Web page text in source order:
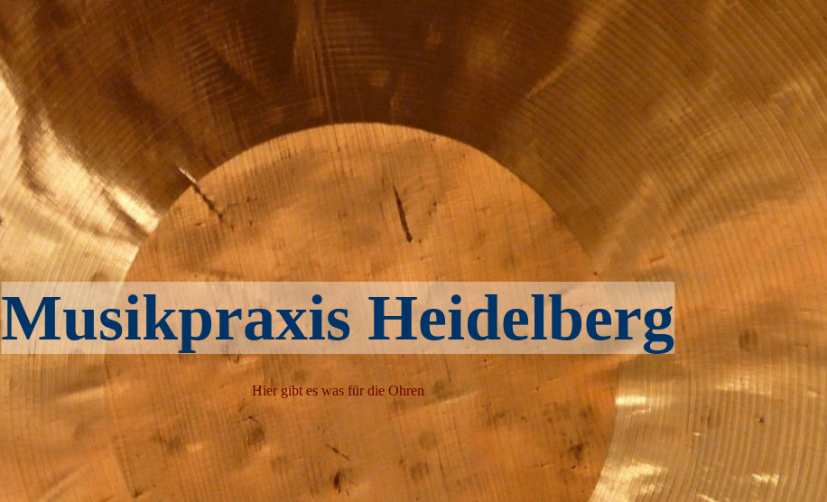
Musikpraxis Heidelberg
Hier gibt es was für die Ohren